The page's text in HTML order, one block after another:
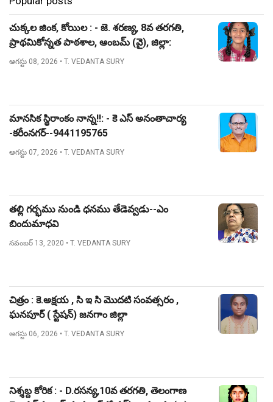
చుక్కల జింక, కోయిల : - జె. శరణ్య, 8వ తరగతి,
ప్రాథమికోన్నత పాఠశాల, ఆంబమ్ (వై), జిల్లా:
నిజామాబాద్.
ఆగస్టు 08, 2026 • T. VEDANTA SURY
మానసిక స్థిరాంకం నాన్న!!: - కె ఎస్ అనంతాచార్య
-కరీంనగర్--9441195765
ఆగస్టు 07, 2026 • T. VEDANTA SURY
తల్లి గర్భము నుండి ధనము తేడెవ్వడు--ఎం
బిందుమాధవి
నవంబర్ 13, 2020 • T. VEDANTA SURY
చిత్రం : కె.అక్షయ , సి ఇ సి మొదటి సంవత్సరం ,
ఘనపూర్ ( స్టేషన్) జనగాం జిల్లా
ఆగస్టు 06, 2026 • T. VEDANTA SURY
నిశ్శబ్ద కోరిక : - D.రసన్య,10వ తరగతి, తెలంగాణ